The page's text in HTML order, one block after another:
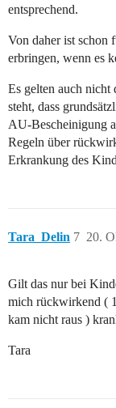
entsprechend.
Von daher ist schon
erbringen, wenn es
Es gelten auch
steht, dass
AU-Bescheinigung
Regeln über
Erkrankung des
Tara_Delin 20.
7
Gilt das nur bei
mich rückwirkend (
kam nicht raus )
Tara